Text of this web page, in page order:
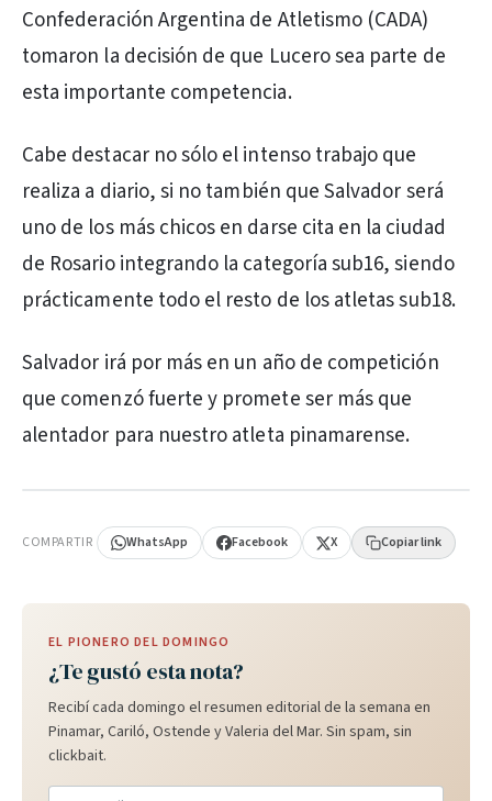
Confederación Argentina de Atletismo (CADA)
tomaron la decisión de que Lucero sea parte de
esta importante competencia.
Cabe destacar no sólo el intenso trabajo que
realiza a diario, si no también que Salvador será
uno de los más chicos en darse cita en la ciudad
de Rosario integrando la categoría sub16, siendo
prácticamente todo el resto de los atletas sub18.
Salvador irá por más en un año de competición
que comenzó fuerte y promete ser más que
alentador para nuestro atleta pinamarense.
COMPARTIR WhatsApp Facebook X Copiar link
EL PIONERO DEL DOMINGO
¿Te gustó esta nota?
Recibí cada domingo el resumen editorial de la semana en
Pinamar, Cariló, Ostende y Valeria del Mar. Sin spam, sin
clickbait.